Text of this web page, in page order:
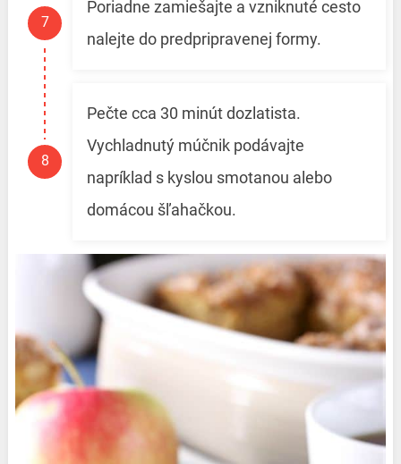
Poriadne zamiešajte a vzniknuté cesto
nalejte do predpripravenej formy.
Pečte cca 30 minút dozlatista.
Vychladnutý múčnik podávajte
napríklad s kyslou smotanou alebo
domácou šľahačkou.